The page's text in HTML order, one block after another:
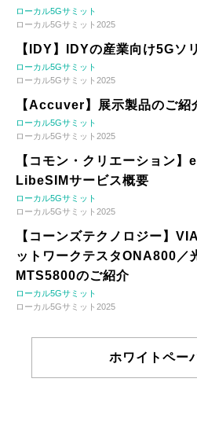
ローカル5Gサミット
ローカル5Gサミット2025
【IDY】IDYの産業向け5Gソ
ローカル5Gサミット
ローカル5Gサミット2025
【Accuver】展示製品のご紹
ローカル5Gサミット
ローカル5Gサミット2025
【コモン・クリエーション
LibeSIMサービス概要
ローカル5Gサミット
ローカル5Gサミット2025
【コーンズテクノロジー】
ットワークテスタONA800／
MTS5800のご紹介
ローカル5Gサミット
ローカル5Gサミット2025
ホワイトペー